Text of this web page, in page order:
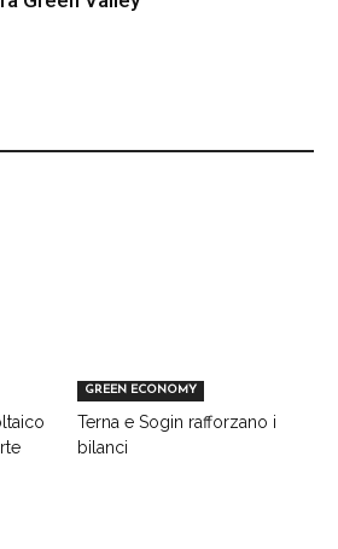
GREEN ECONOMY
Terna e Sogin rafforzano i
bilanci